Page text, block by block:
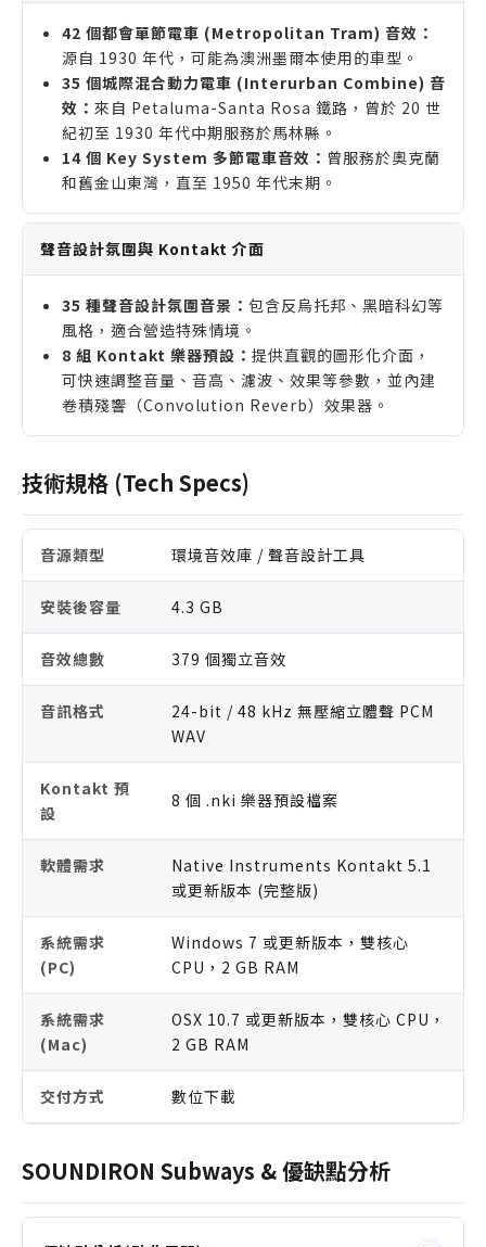
42 個都會單節電車 (Metropolitan Tram) 音效：
源自 1930 年代，可能為澳洲墨爾本使用的車型。
35 個城際混合動力電車 (Interurban Combine) 音
效： 來自 Petaluma-Santa Rosa 鐵路，曾於 20 世
紀初至 1930 年代中期服務於馬林縣。
14 個 Key System 多節電車音效： 曾服務於奧克蘭
和舊金山東灣，直至 1950 年代末期。
聲音設計氛圍與 Kontakt 介面
35 種聲音設計氛圍音景： 包含反烏托邦、黑暗科幻等
風格，適合營造特殊情境。
8 組 Kontakt 樂器預設： 提供直觀的圖形化介面，
可快速調整音量、音高、濾波、效果等參數，並內建
卷積殘響（Convolution Reverb）效果器。
技術規格 (Tech Specs)
音源類型 環境音效庫 / 聲音設計工具
安裝後容量 4.3 GB
音效總數 379 個獨立音效
音訊格式
24-bit / 48 kHz 無壓縮立體聲 PCM
WAV
Kontakt 預
設
8 個 .nki 樂器預設檔案
軟體需求
Native Instruments Kontakt 5.1
或更新版本 (完整版)
系統需求
(PC)
Windows 7 或更新版本，雙核心
CPU，2 GB RAM
系統需求
(Mac)
OSX 10.7 或更新版本，雙核心 CPU，
2 GB RAM
交付方式 數位下載
SOUNDIRON Subways & 優缺點分析